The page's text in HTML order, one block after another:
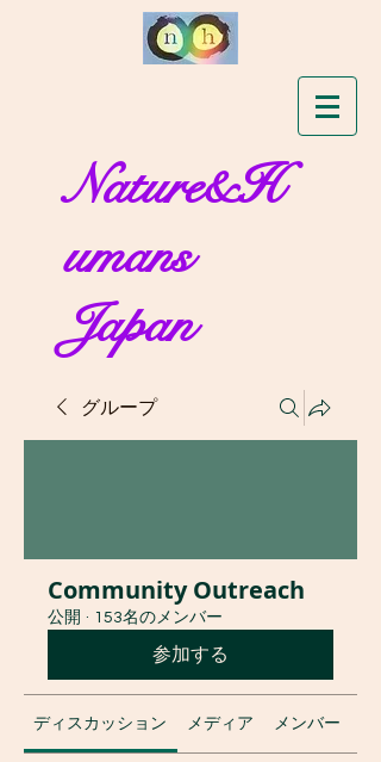
Nature&H
umans
Japan
グループ
Community Outreach
公開 · 153名のメンバー
参加する
ディスカッション メディア メンバー